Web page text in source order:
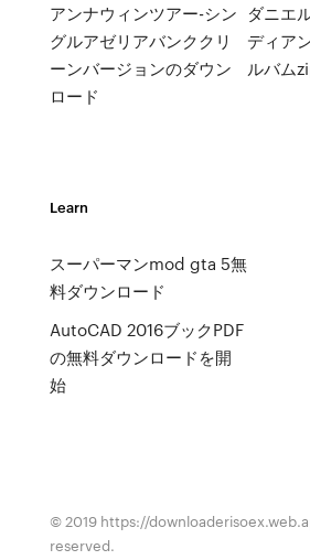
アンナウィンツアー-シン
グルアゼリアバンククリ
ーンバージョンのダウン
ロード
ダニエ
ディア
ルバム
Learn
スーパーマンmod gta 5無
料ダウンロード
AutoCAD 2016ブックPDF
の無料ダウンロードを開
始
© 2019 https://
reserved.